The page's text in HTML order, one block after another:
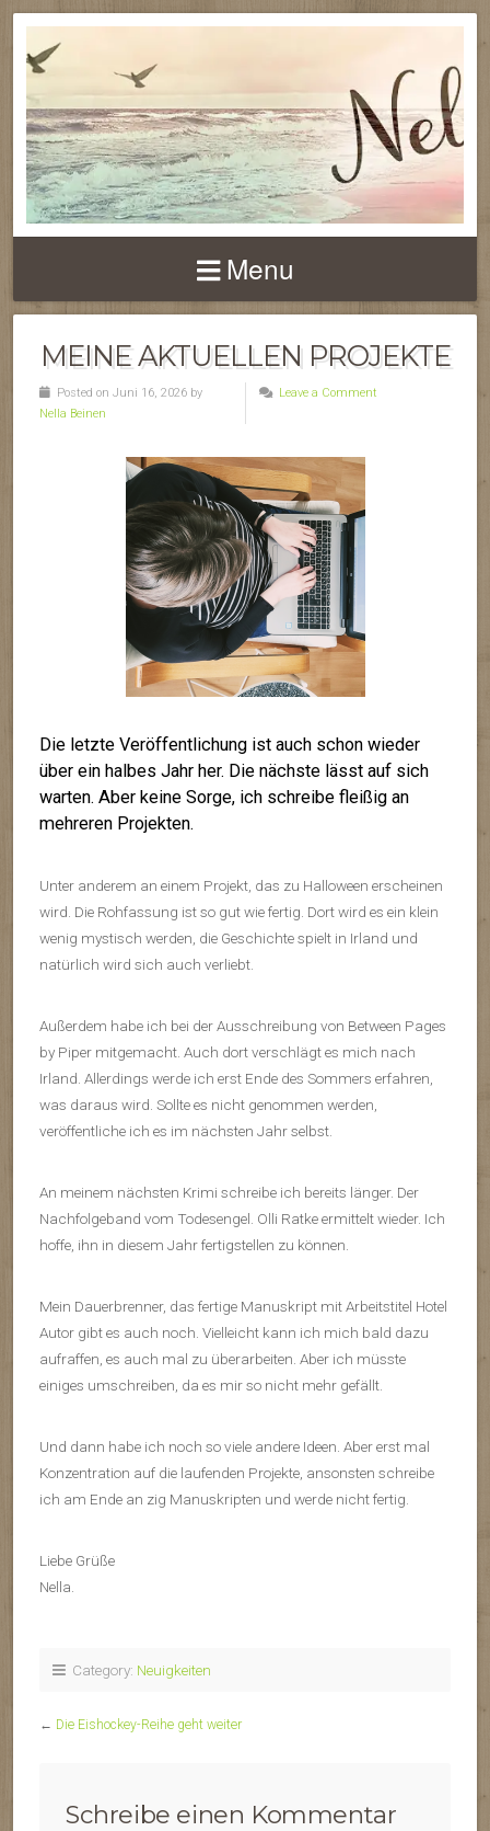
Menu
MEINE AKTUELLEN PROJEKTE
Posted on Juni 16, 2026 by
Nella Beinen
Leave a Comment
Die letzte Veröffentlichung ist auch schon wieder
über ein halbes Jahr her. Die nächste lässt auf sich
warten. Aber keine Sorge, ich schreibe fleißig an
mehreren Projekten.
Unter anderem an einem Projekt, das zu Halloween erscheinen
wird. Die Rohfassung ist so gut wie fertig. Dort wird es ein klein
wenig mystisch werden, die Geschichte spielt in Irland und
natürlich wird sich auch verliebt.
Außerdem habe ich bei der Ausschreibung von Between Pages
by Piper mitgemacht. Auch dort verschlägt es mich nach
Irland. Allerdings werde ich erst Ende des Sommers erfahren,
was daraus wird. Sollte es nicht genommen werden,
veröffentliche ich es im nächsten Jahr selbst.
An meinem nächsten Krimi schreibe ich bereits länger. Der
Nachfolgeband vom Todesengel. Olli Ratke ermittelt wieder. Ich
hoffe, ihn in diesem Jahr fertigstellen zu können.
Mein Dauerbrenner, das fertige Manuskript mit Arbeitstitel Hotel
Autor gibt es auch noch. Vielleicht kann ich mich bald dazu
aufraffen, es auch mal zu überarbeiten. Aber ich müsste
einiges umschreiben, da es mir so nicht mehr gefällt.
Und dann habe ich noch so viele andere Ideen. Aber erst mal
Konzentration auf die laufenden Projekte, ansonsten schreibe
ich am Ende an zig Manuskripten und werde nicht fertig.
Liebe Grüße
Nella.
Category: Neuigkeiten
← Die Eishockey-Reihe geht weiter
Schreibe einen Kommentar